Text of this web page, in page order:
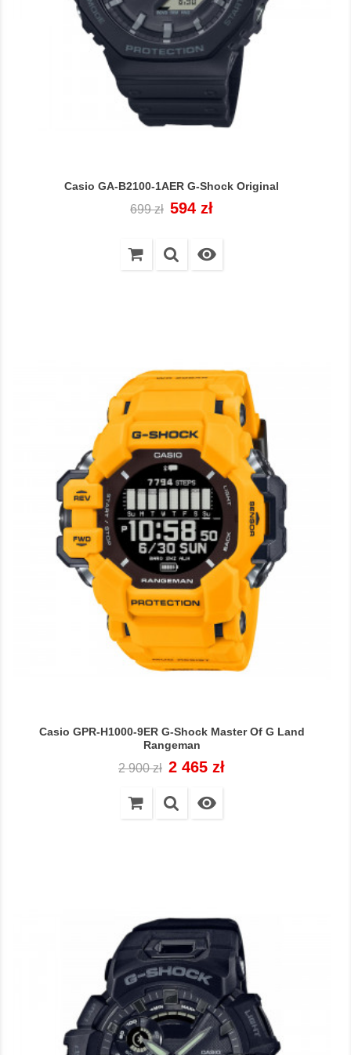
Casio GA-B2100-1AER G-Shock Original
Cena
699 zł Cena
594 zł

Casio GPR-H1000-9ER G-Shock Master Of G Land
Rangeman
Cena
2 900 zł Cena
2 465 zł
